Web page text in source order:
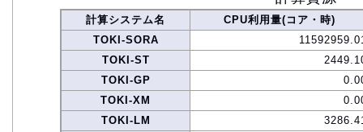
計算システム名
CPU利用量(コア・時)
TOKI-SORA
TOKI-ST
TOKI-GP
TOKI-XM
TOKI-LM